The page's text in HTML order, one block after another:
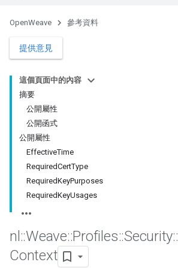
OpenWeave 參考資料
提供意見
這個頁面中的內容
摘要
公開屬性
公開函式
公開屬性
EffectiveTime
RequiredCertType
RequiredKeyPurposes
RequiredKeyUsages
nl ::Weave::Profiles::Security::
Context